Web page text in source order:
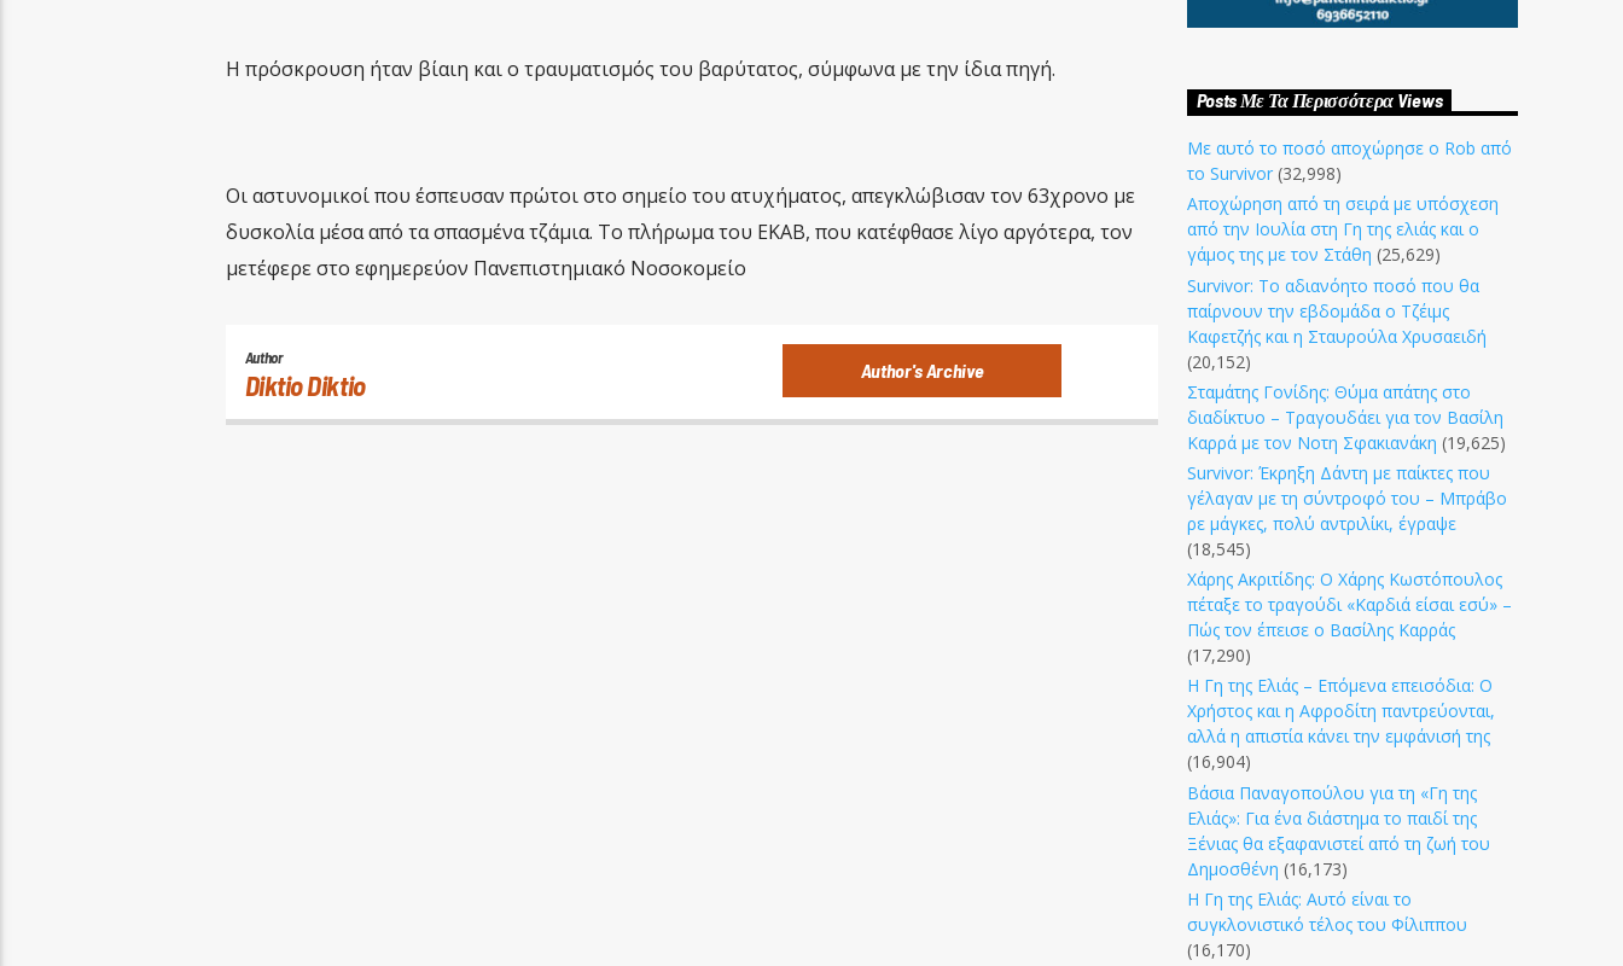
Η πρόσκρουση ήταν βίαιη και ο τραυματισμός του βαρύτατος, σύμφωνα με την ίδια πηγή.
Οι αστυνομικοί που έσπευσαν πρώτοι στο σημείο του ατυχήματος, απεγκλώβισαν τον 63χρονο με
δυσκολία μέσα από τα σπασμένα τζάμια. Το πλήρωμα του ΕΚΑΒ, που κατέφθασε λίγο αργότερα, τον
μετέφερε στο εφημερεύον Πανεπιστημιακό Νοσοκομείο
Author
Diktio Diktio Author's Archive
Posts Με Τα Περισσότερα Views
Με αυτό το ποσό αποχώρησε ο Rob από
το Survivor (32,998)
Αποχώρηση από τη σειρά με υπόσχεση
από την Ιουλία στη Γη της ελιάς και ο
γάμος της με τον Στάθη (25,629)
Survivor: Το αδιανόητο ποσό που θα
παίρνουν την εβδομάδα ο Τζέιμς
Καφετζής και η Σταυρούλα Χρυσαειδή
(20,152)
Σταμάτης Γονίδης: Θύμα απάτης στο
διαδίκτυο – Τραγουδάει για τον Βασίλη
Καρρά με τον Νοτη Σφακιανάκη (19,625)
Survivor: Έκρηξη Δάντη με παίκτες που
γέλαγαν με τη σύντροφό του – Μπράβο
ρε μάγκες, πολύ αντριλίκι, έγραψε
(18,545)
Χάρης Ακριτίδης: Ο Χάρης Κωστόπουλος
πέταξε το τραγούδι «Καρδιά είσαι εσύ» –
Πώς τον έπεισε ο Βασίλης Καρράς
(17,290)
Η Γη της Ελιάς – Επόμενα επεισόδια: Ο
Χρήστος και η Αφροδίτη παντρεύονται,
αλλά η απιστία κάνει την εμφάνισή της
(16,904)
Βάσια Παναγοπούλου για τη «Γη της
Ελιάς»: Για ένα διάστημα το παιδί της
Ξένιας θα εξαφανιστεί από τη ζωή του
Δημοσθένη (16,173)
Η Γη της Ελιάς: Αυτό είναι το
συγκλονιστικό τέλος του Φίλιππου
(16,170)